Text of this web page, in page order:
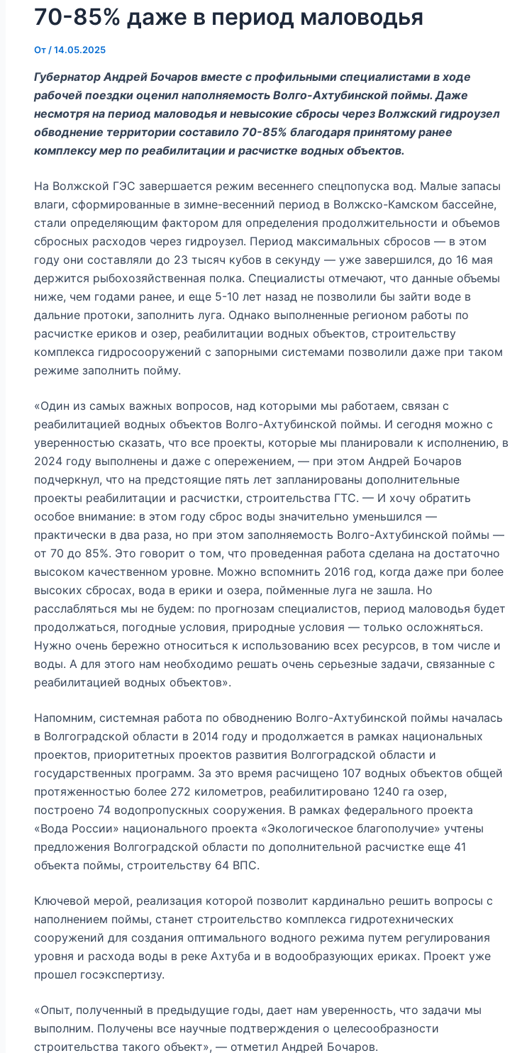
70-85% даже в период маловодья
От /14.05.2025
Губернатор Андрей Бочаров вместе с профильными специалистами в ходе
рабочей поездки оценил наполняемость Волго-Ахтубинской поймы. Даже
несмотря на период маловодья и невысокие сбросы через Волжский гидроузел
обводнение территории составило 70-85% благодаря принятому ранее
комплексу мер по реабилитации и расчистке водных объектов.
На Волжской ГЭС завершается режим весеннего спецпопуска вод. Малые запасы
влаги, сформированные в зимне-весенний период в Волжско-Камском бассейне,
стали определяющим фактором для определения продолжительности и объемов
сбросных расходов через гидроузел. Период максимальных сбросов — в этом
году они составляли до 23 тысяч кубов в секунду — уже завершился, до 16 мая
держится рыбохозяйственная полка. Специалисты отмечают, что данные объемы
ниже, чем годами ранее, и еще 5-10 лет назад не позволили бы зайти воде в
дальние протоки, заполнить луга. Однако выполненные регионом работы по
расчистке ериков и озер, реабилитации водных объектов, строительству
комплекса гидросооружений с запорными системами позволили даже при таком
режиме заполнить пойму.
«Один из самых важных вопросов, над которыми мы работаем, связан с
реабилитацией водных объектов Волго-Ахтубинской поймы. И сегодня можно с
уверенностью сказать, что все проекты, которые мы планировали к исполнению, в
2024 году выполнены и даже с опережением, — при этом Андрей Бочаров
подчеркнул, что на предстоящие пять лет запланированы дополнительные
проекты реабилитации и расчистки, строительства ГТС. — И хочу обратить
особое внимание: в этом году сброс воды значительно уменьшился —
практически в два раза, но при этом заполняемость Волго-Ахтубинской поймы —
от 70 до 85%. Это говорит о том, что проведенная работа сделана на достаточно
высоком качественном уровне. Можно вспомнить 2016 год, когда даже при более
высоких сбросах, вода в ерики и озера, пойменные луга не зашла. Но
расслабляться мы не будем: по прогнозам специалистов, период маловодья будет
продолжаться, погодные условия, природные условия — только осложняться.
Нужно очень бережно относиться к использованию всех ресурсов, в том числе и
воды. А для этого нам необходимо решать очень серьезные задачи, связанные с
реабилитацией водных объектов».
Напомним, системная работа по обводнению Волго-Ахтубинской поймы началась
в Волгоградской области в 2014 году и продолжается в рамках национальных
проектов, приоритетных проектов развития Волгоградской области и
государственных программ. За это время расчищено 107 водных объектов общей
протяженностью более 272 километров, реабилитировано 1240 га озер,
построено 74 водопропускных сооружения. В рамках федерального проекта
«Вода России» национального проекта «Экологическое благополучие» учтены
предложения Волгоградской области по дополнительной расчистке еще 41
объекта поймы, строительству 64 ВПС.
Ключевой мерой, реализация которой позволит кардинально решить вопросы с
наполнением поймы, станет строительство комплекса гидротехнических
сооружений для создания оптимального водного режима путем регулирования
уровня и расхода воды в реке Ахтуба и в водообразующих ериках. Проект уже
прошел госэкспертизу.
«Опыт, полученный в предыдущие годы, дает нам уверенность, что задачи мы
выполним. Получены все научные подтверждения о целесообразности
строительства такого объект», — отметил Андрей Бочаров.